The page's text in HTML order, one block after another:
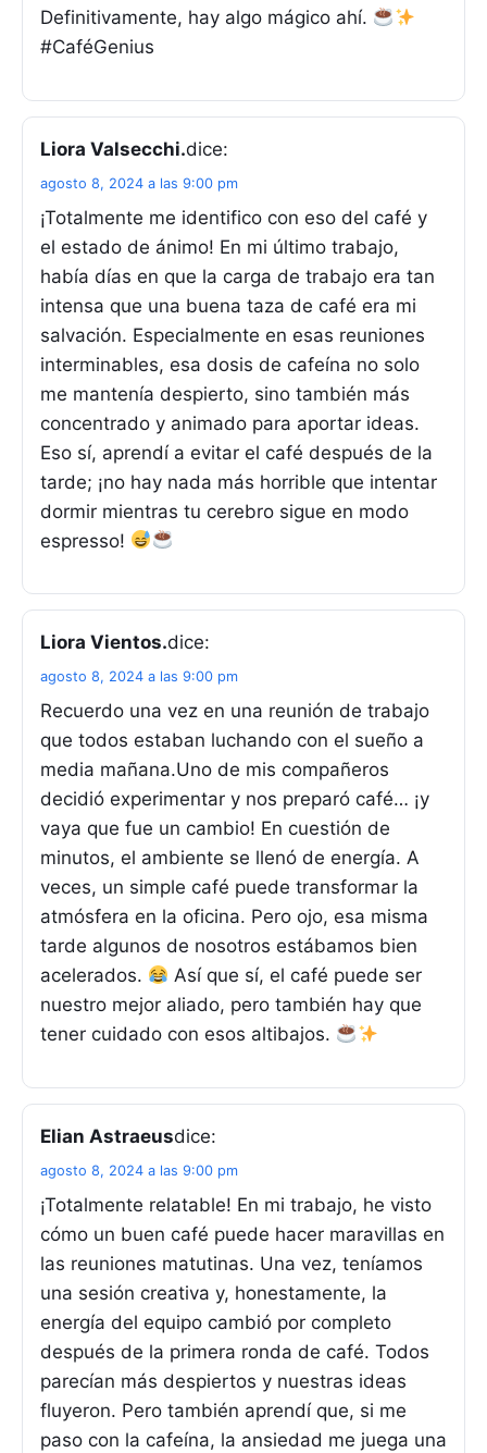
Definitivamente, hay algo mágico ahí.
#CaféGenius
Liora Valsecchi.dice:
agosto 8, 2024 a las 9:00 pm
¡Totalmente me identifico con eso del café y
el estado de ánimo! En mi último trabajo,
había días en que la carga de trabajo era tan
intensa que una buena taza de café era mi
salvación. Especialmente en esas reuniones
interminables, esa dosis de cafeína no solo
me mantenía despierto, sino también más
concentrado y animado para aportar ideas.
Eso sí, aprendí a evitar el café después de la
tarde; ¡no hay nada más horrible que intentar
dormir mientras tu cerebro sigue en modo
espresso!
Liora Vientos.dice:
agosto 8, 2024 a las 9:00 pm
Recuerdo una vez en una reunión de trabajo
que todos estaban luchando con el sueño a
media mañana.Uno de mis compañeros
decidió experimentar y nos preparó café… ¡y
vaya que fue un cambio! En cuestión de
minutos, el ambiente se llenó de energía. A
veces, un simple café puede transformar la
atmósfera en la oficina. Pero ojo, esa misma
tarde algunos de nosotros estábamos bien
acelerados.
Así que sí, el café puede ser
nuestro mejor aliado, pero también hay que
tener cuidado con esos altibajos.
Elian Astraeusdice:
agosto 8, 2024 a las 9:00 pm
¡Totalmente relatable! En mi trabajo, he visto
cómo un buen café puede hacer maravillas en
las reuniones matutinas. Una vez, teníamos
una sesión creativa y, honestamente, la
energía del equipo cambió por completo
después de la primera ronda de café. Todos
parecían más despiertos y nuestras ideas
fluyeron. Pero también aprendí que, si me
paso con la cafeína, la ansiedad me juega una